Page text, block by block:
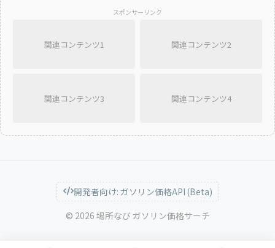
スポンサーリンク
関連コンテンツ1 関連コンテンツ2
関連コンテンツ3 関連コンテンツ4
開発者向け: ガソリン価格API (Beta)
© 2026 場所なび ガソリン価格サーチ